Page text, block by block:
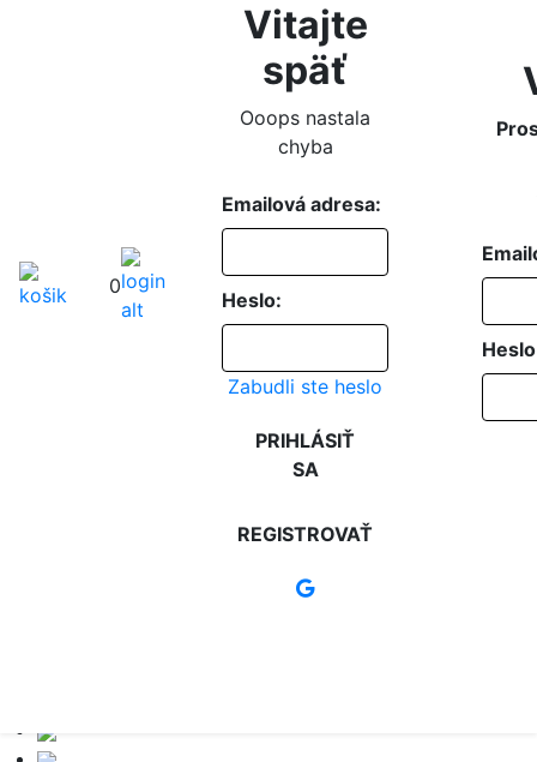
0
Vitajte
späť
Ooops nastala
chyba
Emailová adresa:
Heslo:
Zabudli ste heslo
PRIHLÁSIŤ
SA
REGISTROVAŤ